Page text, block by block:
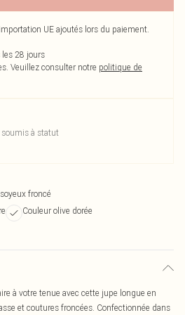
UE ajoutés lors du paiement.
les 28 jours
Veuillez consulter notre politique de
soumis à statut
froncé
Couleur olive dorée
à votre tenue avec cette jupe longue en
et coutures froncées. Confectionnée dans